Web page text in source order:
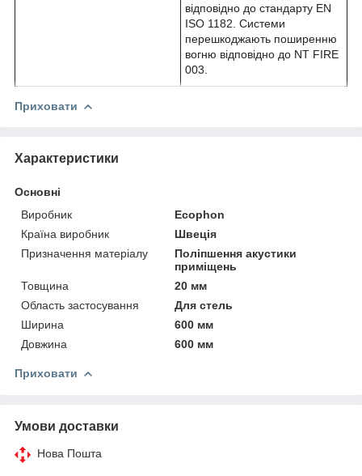
відповідно до стандарту EN
ISO 1182. Системи
перешкоджають поширенню
вогню відповідно до NT FIRE
003.
Приховати
Характеристики
Основні
Виробник
Ecophon
Країна виробник
Швеція
Призначення матеріалу
Поліпшення акустики
приміщень
Товщина
20 мм
Область застосування
Для стель
Ширина
600 мм
Довжина
600 мм
Приховати
Умови доставки
Нова Пошта